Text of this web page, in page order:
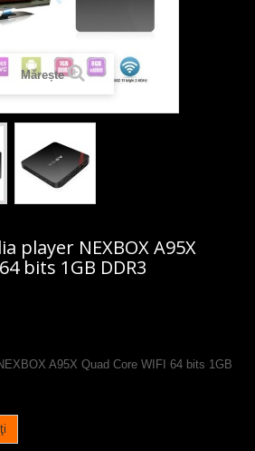
Mărește
player NEXBOX A95X
bits 1GB DDR3
A95X Quad Core WIFI 64 bits 1GB